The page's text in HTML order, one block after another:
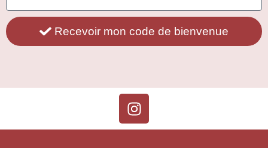
Recevoir mon code de bienvenue